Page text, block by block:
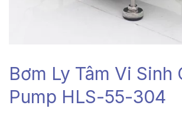
Bơm Ly Tâm Vi Sinh
Pump HLS-55-304